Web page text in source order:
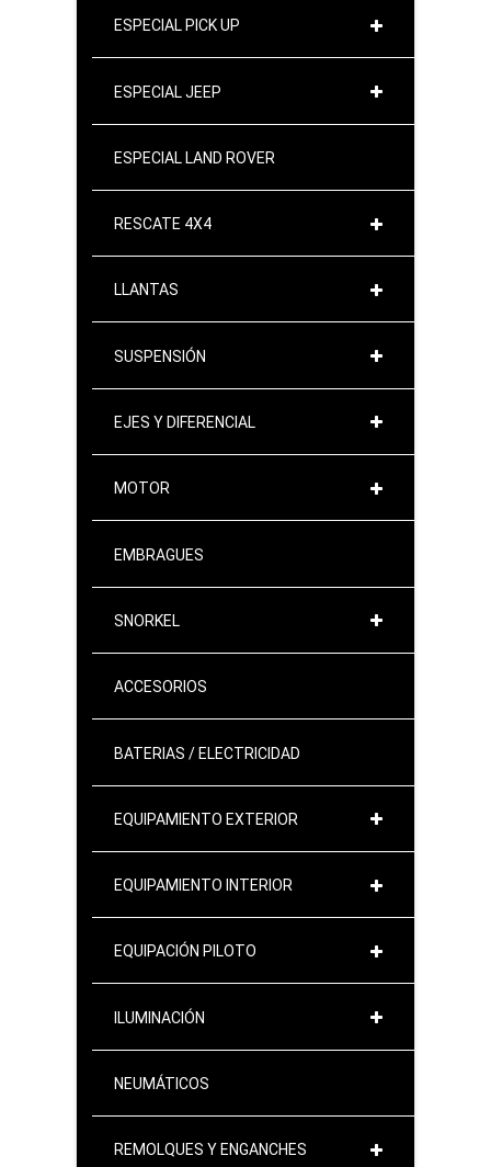
ESPECIAL PICK UP
ESPECIAL JEEP
ESPECIAL LAND ROVER
RESCATE 4X4
LLANTAS
SUSPENSIÓN
EJES Y DIFERENCIAL
MOTOR
EMBRAGUES
SNORKEL
ACCESORIOS
BATERIAS / ELECTRICIDAD
EQUIPAMIENTO EXTERIOR
EQUIPAMIENTO INTERIOR
EQUIPACIÓN PILOTO
ILUMINACIÓN
NEUMÁTICOS
REMOLQUES Y ENGANCHES